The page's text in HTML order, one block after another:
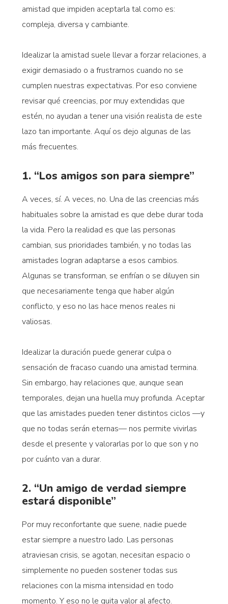
amistad que impiden aceptarla tal como es:
compleja, diversa y cambiante.
Idealizar la amistad suele llevar a forzar relaciones, a
exigir demasiado o a frustrarnos cuando no se
cumplen nuestras expectativas. Por eso conviene
revisar qué creencias, por muy extendidas que
estén, no ayudan a tener una visión realista de este
lazo tan importante. Aquí os dejo algunas de las
más frecuentes.
1. “Los amigos son para siempre”
A veces, sí. A veces, no. Una de las creencias más
habituales sobre la amistad es que debe durar toda
la vida. Pero la realidad es que las personas
cambian, sus prioridades también, y no todas las
amistades logran adaptarse a esos cambios.
Algunas se transforman, se enfrían o se diluyen sin
que necesariamente tenga que haber algún
conflicto, y eso no las hace menos reales ni
valiosas.
Idealizar la duración puede generar culpa o
sensación de fracaso cuando una amistad termina.
Sin embargo, hay relaciones que, aunque sean
temporales, dejan una huella muy profunda. Aceptar
que las amistades pueden tener distintos ciclos —y
que no todas serán eternas— nos permite vivirlas
desde el presente y valorarlas por lo que son y no
por cuánto van a durar.
2. “Un amigo de verdad siempre
estará disponible”
Por muy reconfortante que suene, nadie puede
estar siempre a nuestro lado. Las personas
atraviesan crisis, se agotan, necesitan espacio o
simplemente no pueden sostener todas sus
relaciones con la misma intensidad en todo
momento. Y eso no le quita valor al afecto.